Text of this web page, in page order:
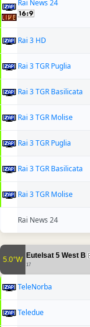
Rai News 24
Rai 3 HD
Rai 3 TGR Puglia
Rai 3 TGR Basilicata
Rai 3 TGR Molise
Rai 3 TGR Puglia
Rai 3 TGR Basilicata
Rai 3 TGR Molise
Rai News 24
5.0°W Eutelsat 5 West B
17
TeleNorba
Teledue